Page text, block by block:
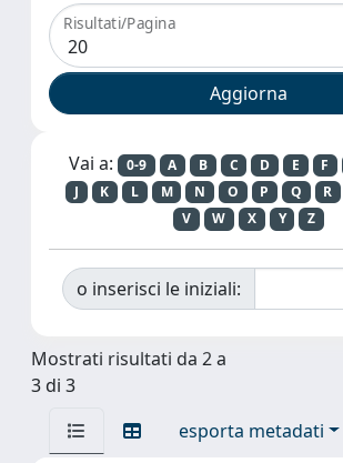
Risultati/Pagina
Vai a: 0-9 A B C D E F
J
K L M N O P Q R
V
W X Y Z
o inserisci le iniziali:
Mostrati risultati da 2 a
3 di 3
esporta metadati